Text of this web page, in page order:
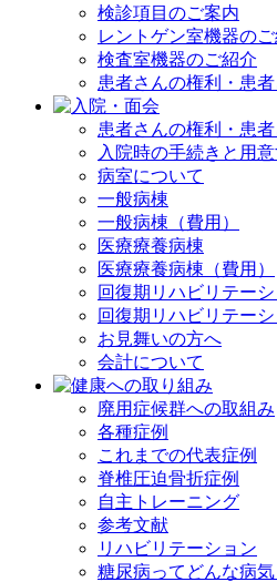
検診項目のご案内
レントゲン室機器の
検査室機器のご紹介
患者さんの権利・患
患者さんの権利・患
入院時の手続きと用
病室について
一般病棟
一般病棟（費用）
医療療養病棟
医療療養病棟（費用）
回復期リハビリテー
回復期リハビリテーシ
お見舞いの方へ
会計について
廃用症候群への取組み
各種症例
これまでの代表症例
脊椎圧迫骨折症例
自主トレーニング
参考文献
リハビリテーション
糖尿病ってどんな病気